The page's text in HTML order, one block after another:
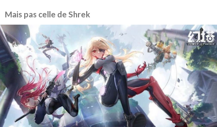
Mais pas celle de Shrek